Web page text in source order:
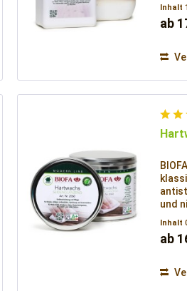
in
Inhalt
ab
und
Inhalt
ab